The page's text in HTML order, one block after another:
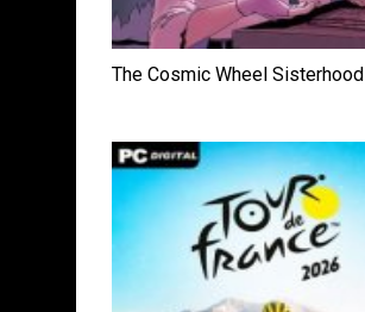
The Cosmic Wheel Sisterhood